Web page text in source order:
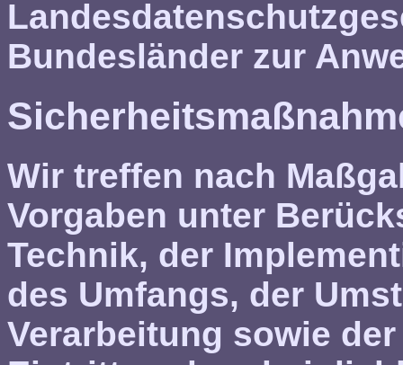
Bundesländer zur
Wir treffen nach
Vorgaben unter
Technik, der
des Umfangs, der
Verarbeitung sowie